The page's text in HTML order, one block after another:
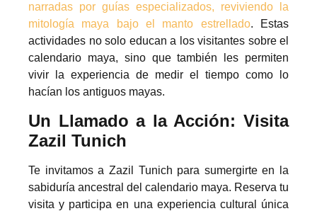
narradas por guías especializados, reviviendo la
mitología maya bajo el manto estrellado. Estas
actividades no solo educan a los visitantes sobre el
calendario maya, sino que también les permiten
vivir la experiencia de medir el tiempo como lo
hacían los antiguos mayas.
Un Llamado a la Acción: Visita
Zazil Tunich
Te invitamos a Zazil Tunich para sumergirte en la
sabiduría ancestral del calendario maya. Reserva tu
visita y participa en una experiencia cultural única